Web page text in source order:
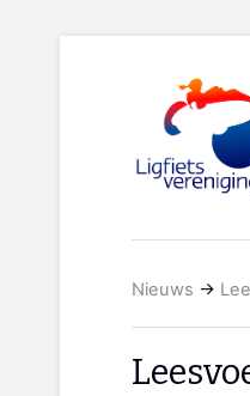
Nieuws →